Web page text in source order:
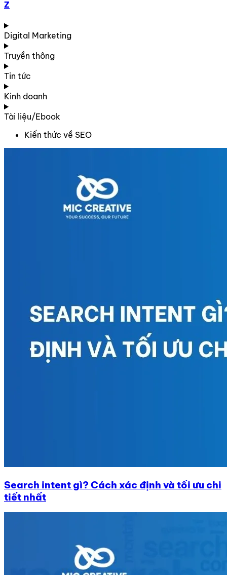
Z
Digital Marketing
Truyền thông
Tin tức
Kinh doanh
Tài liệu/Ebook
Kiến thức về SEO
Search intent gì? Cách xác định và tối ưu chi
tiết nhất